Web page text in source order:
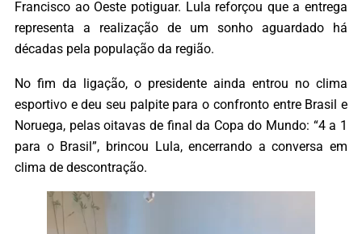
Francisco ao Oeste potiguar. Lula reforçou que a entrega
representa a realização de um sonho aguardado há
décadas pela população da região.
No fim da ligação, o presidente ainda entrou no clima
esportivo e deu seu palpite para o confronto entre Brasil e
Noruega, pelas oitavas de final da Copa do Mundo: “4 a 1
para o Brasil”, brincou Lula, encerrando a conversa em
clima de descontração.